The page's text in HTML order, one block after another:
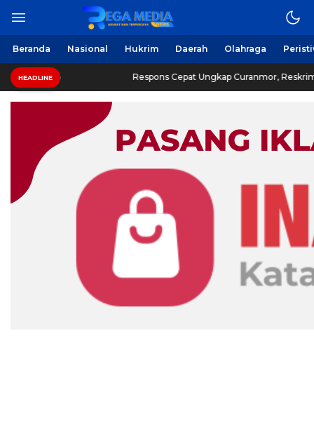
Beranda Nasional Hukrim Daerah Olahraga
HEADLINERespons Cepat Ungkap Curanmor, Reskrim Sampang Tuai